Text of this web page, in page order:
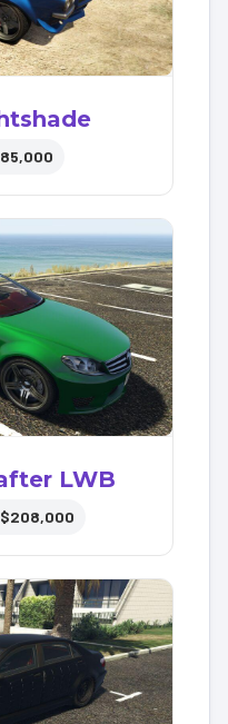
LWB
$208,000